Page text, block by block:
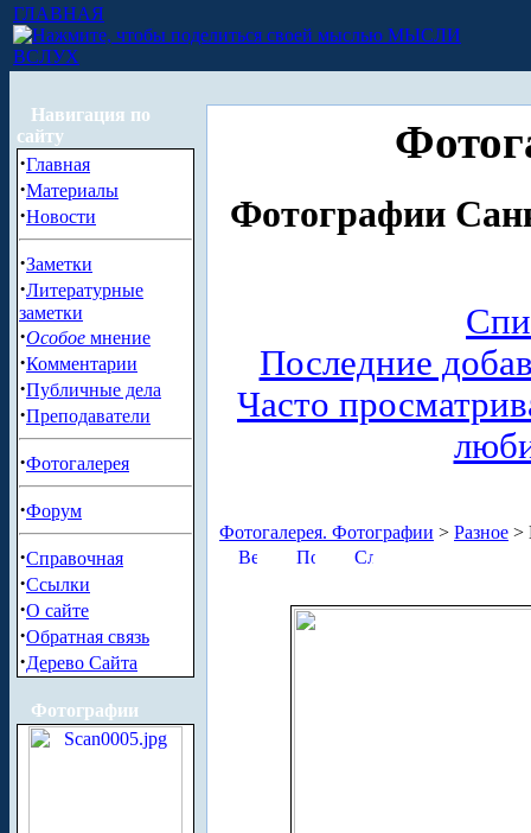
ГЛАВНАЯ
МЫСЛИ
ВСЛУХ
Навигация по
сайту
·Главная
·Материалы
·Новости
·Заметки
·Литературные
заметки
·Особое мнение
·Комментарии
·Публичные дела
·Преподаватели
·Фотогалерея
·Форум
·Справочная
·Ссылки
·О сайте
·Обратная связь
·Дерево Сайта
Фотографии
Фотографии
Последние
Часто
Фотогалерея. Фотографии > Разное >